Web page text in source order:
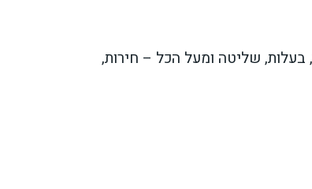
בעלות, שליטה ומעל הכל – חירות,